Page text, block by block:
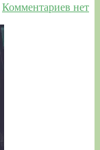
Комментариев нет